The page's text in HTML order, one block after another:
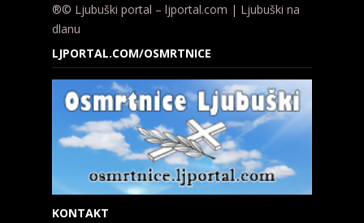
®© Ljubuški portal – ljportal.com | Ljubuški na
dlanu
LJPORTAL.COM/OSMRTNICE
KONTAKT